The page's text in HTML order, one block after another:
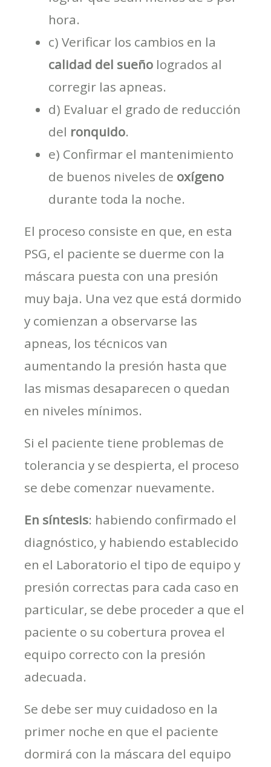
hora.
c) Verificar los cambios en la
calidad del sueño logrados al
corregir las apneas.
d) Evaluar el grado de reducción
del ronquido.
e) Confirmar el mantenimiento
de buenos niveles de oxígeno
durante toda la noche.
El proceso consiste en que, en esta
PSG, el paciente se duerme con la
máscara puesta con una presión
muy baja. Una vez que está dormido
y comienzan a observarse las
apneas, los técnicos van
aumentando la presión hasta que
las mismas desaparecen o quedan
en niveles mínimos.
Si el paciente tiene problemas de
tolerancia y se despierta, el proceso
se debe comenzar nuevamente.
En síntesis: habiendo confirmado el
diagnóstico, y habiendo establecido
en el Laboratorio el tipo de equipo y
presión correctas para cada caso en
particular, se debe proceder a que el
paciente o su cobertura provea el
equipo correcto con la presión
adecuada.
Se debe ser muy cuidadoso en la
primer noche en que el paciente
dormirá con la máscara del equipo